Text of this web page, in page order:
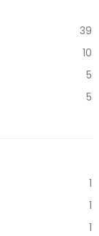
39
10
5
5
1
1
1